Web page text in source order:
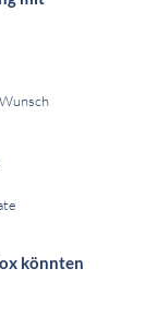
könnten